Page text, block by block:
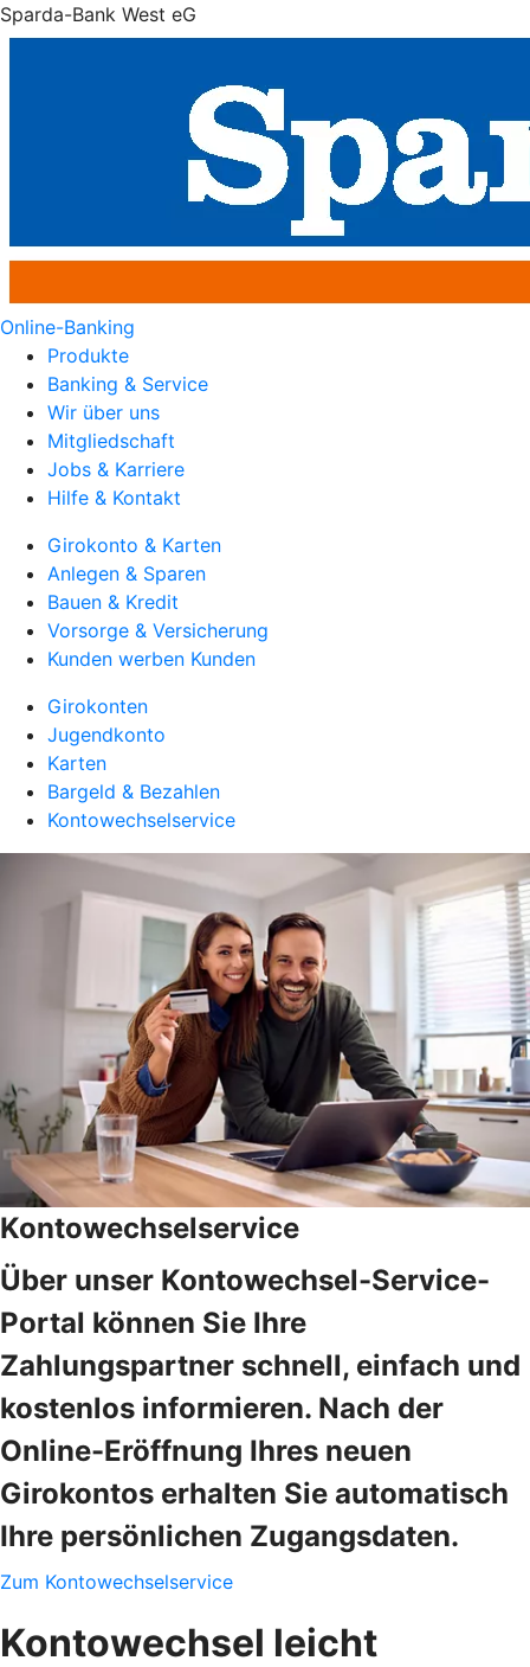
Sparda-Bank West eG
Online-Banking
Produkte
Banking & Service
Wir über uns
Mitgliedschaft
Jobs & Karriere
Hilfe & Kontakt
Girokonto & Karten
Anlegen & Sparen
Bauen & Kredit
Vorsorge & Versicherung
Kunden werben Kunden
Girokonten
Jugendkonto
Karten
Bargeld & Bezahlen
Kontowechselservice
Kontowechselservice
Über unser Kontowechsel-Service-
Portal können Sie Ihre
Zahlungspartner schnell, einfach und
kostenlos informieren. Nach der
Online-Eröffnung Ihres neuen
Girokontos erhalten Sie automatisch
Ihre persönlichen Zugangsdaten.
Zum Kontowechselservice
Kontowechsel leicht